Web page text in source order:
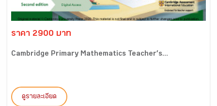
ราคา 2900 บาท
Cambridge Primary Mathematics Teacher’s...
ดูรายละเอียด